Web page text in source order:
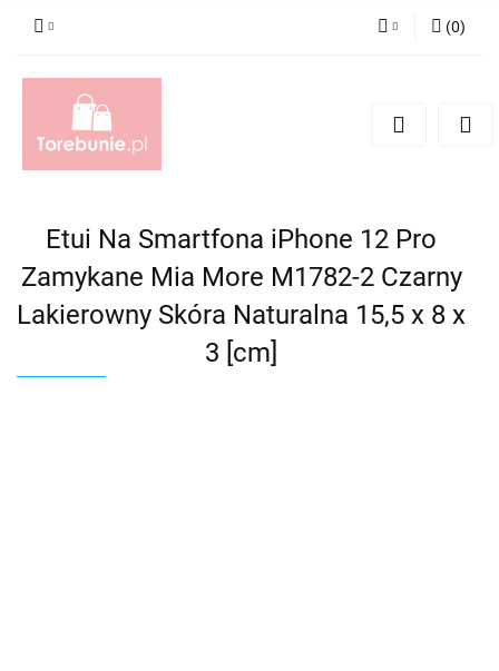
Zarejestruj się
(0)
Etui Na Smartfona iPhone 12 Pro
Zamykane Mia More M1782-2 Czarny
Lakierowny Skóra Naturalna 15,5 x 8 x
3 [cm]